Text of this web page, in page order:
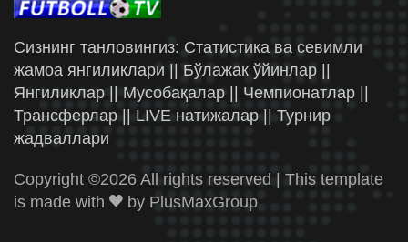
Сизнинг танловингиз: Статистика ва севимли
жамоа янгиликлари || Бўлажак ўйинлар ||
Янгиликлар || Мусобақалар || Чемпионатлар ||
Трансферлар || LIVE натижалар || Турнир
жадваллари
Copyright ©2026 All rights reserved | This template
is made with
by PlusMaxGroup